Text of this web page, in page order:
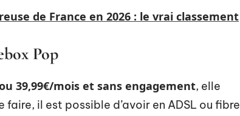
de France en 2026 : le vrai classement
Pop
39,99€/mois et sans engagement, elle
il est possible d’avoir en ADSL ou fibre